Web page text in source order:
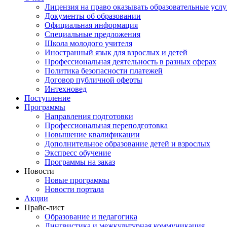
Лицензия на право оказывать образовательные
Документы об образовании
Официальная информация
Специальные предложения
Школа молодого учителя
Иностранный язык для взрослых и детей
Профессиональная деятельность в разных сферах
Политика безопасности платежей
Договор публичной оферты
Интехновед
Поступление
Программы
Направления подготовки
Профессиональная переподготовка
Повышение квалификации
Дополнительное образование детей и взрослых
Экспресс обучение
Программы на заказ
Новости
Новые программы
Новости портала
Акции
Прайс-лист
Образование и педагогика